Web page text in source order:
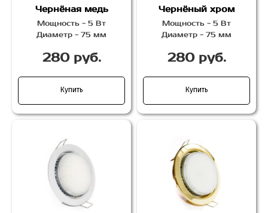
Чернёная медь
Мощность - 5 Вт
Диаметр - 75 мм
280 руб.
Купить
Чернёный хром
Мощность - 5 Вт
Диаметр - 75 мм
280 руб.
Купить